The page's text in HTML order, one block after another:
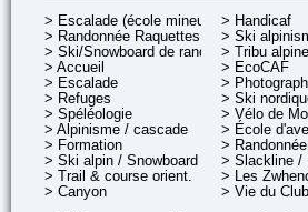
> Escalade (école mineurs)
> Randonnée Raquettes
> Ski/Snowboard de rando.
> Accueil
> Escalade
> Refuges
> Spéléologie
> Alpinisme / cascade
> Formation
> Ski alpin / Snowboard
> Trail & course orient.
> Canyon
> Handicaf
> Ski
> Tribu alpine
> EcoCAF
>
> Ski
> Vélo de
> École
>
> Slackline /
> Les
> Vie du Club